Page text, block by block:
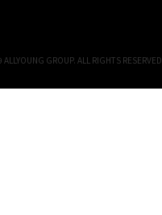
GROUP. ALL RIGHTS RESERVED